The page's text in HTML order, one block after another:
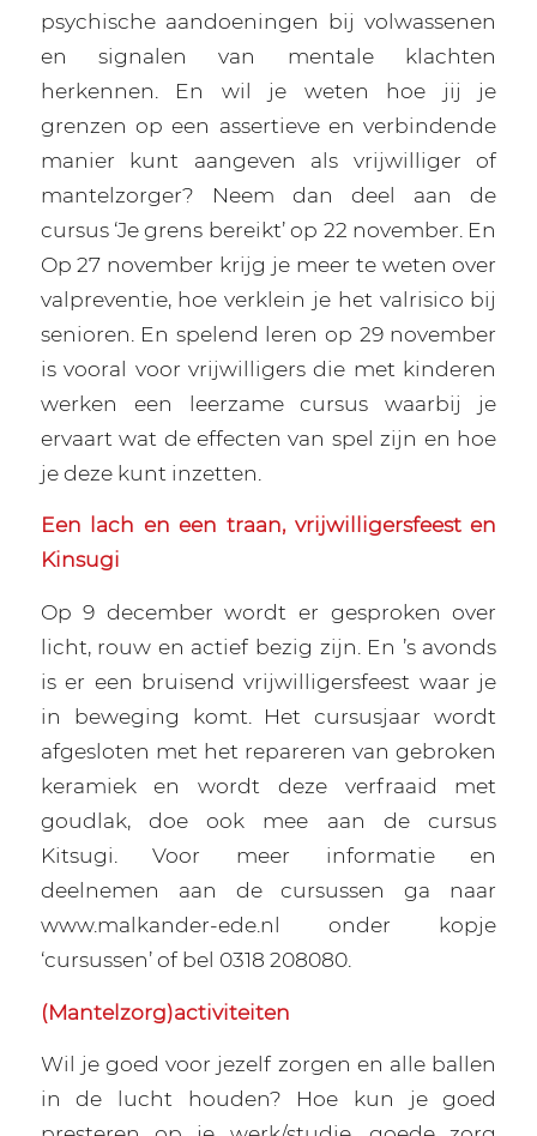
psychische aandoeningen bij volwassenen
en signalen van mentale klachten
herkennen. En wil je weten hoe jij je
grenzen op een assertieve en verbindende
manier kunt aangeven als vrijwilliger of
mantelzorger? Neem dan deel aan de
cursus ‘Je grens bereikt’ op 22 november. En
Op 27 november krijg je meer te weten over
valpreventie, hoe verklein je het valrisico bij
senioren. En spelend leren op 29 november
is vooral voor vrijwilligers die met kinderen
werken een leerzame cursus waarbij je
ervaart wat de effecten van spel zijn en hoe
je deze kunt inzetten.
Een lach en een traan, vrijwilligersfeest en
Kinsugi
Op 9 december wordt er gesproken over
licht, rouw en actief bezig zijn. En ’s avonds
is er een bruisend vrijwilligersfeest waar je
in beweging komt. Het cursusjaar wordt
afgesloten met het repareren van gebroken
keramiek en wordt deze verfraaid met
goudlak, doe ook mee aan de cursus
Kitsugi. Voor meer informatie en
deelnemen aan de cursussen ga naar
www.malkander-ede.nl onder kopje
‘cursussen’ of bel 0318 208080.
(Mantelzorg)activiteiten
Wil je goed voor jezelf zorgen en alle ballen
in de lucht houden? Hoe kun je goed